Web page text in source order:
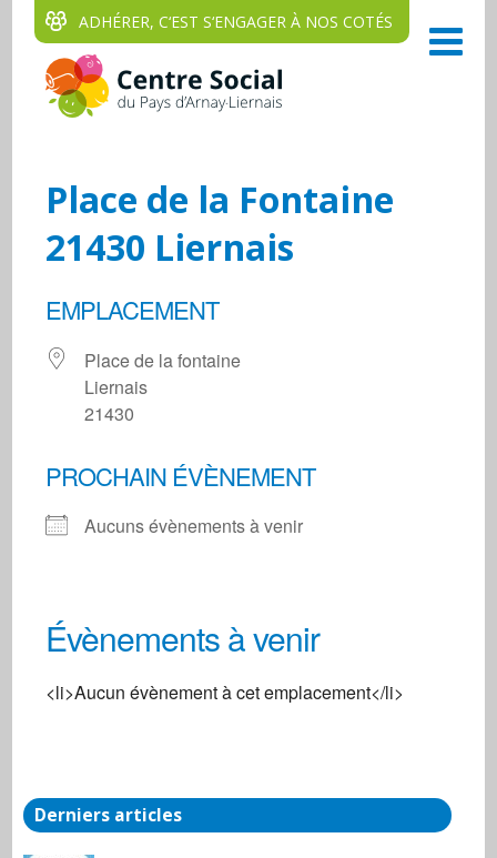
ADHÉRER, C‘EST S‘ENGAGER À NOS COTÉS
Place de la Fontaine
21430 Liernais
EMPLACEMENT
Place de la fontaine
Liernais
21430
PROCHAIN ÉVÈNEMENT
Aucuns évènements à venir
Place de la fontaine - Liernais
Évènements à venir
<li>Aucun évènement à cet emplacement</li>
Derniers articles